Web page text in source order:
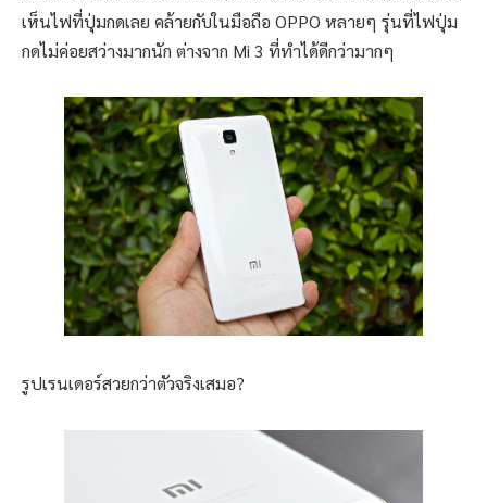
เห็นไฟที่ปุ่มกดเลย คล้ายกับในมือถือ OPPO หลายๆ รุ่นที่ไฟปุ่ม
กดไม่ค่อยสว่างมากนัก ต่างจาก Mi 3 ที่ทำได้ดีกว่ามากๆ
รูปเรนเดอร์สวยกว่าตัวจริงเสมอ?